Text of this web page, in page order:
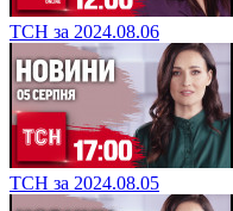
ТСН за 2024.08.06